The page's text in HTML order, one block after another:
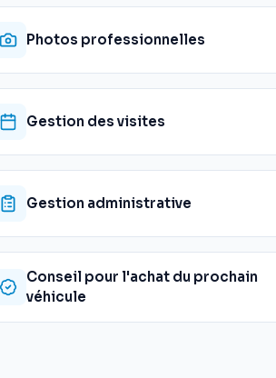
Photos professionnelles
Gestion des visites
Gestion administrative
Conseil pour l'achat du prochain
véhicule